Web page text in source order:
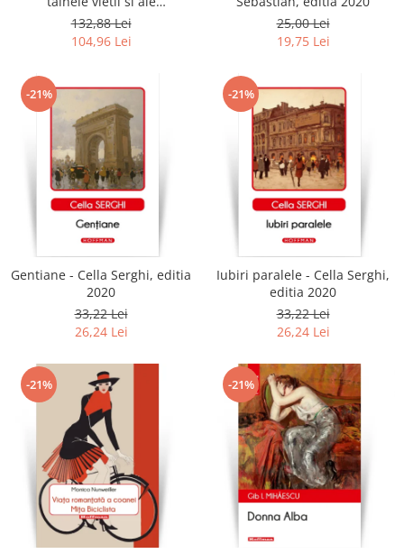
universului, Volumele I-III +
Viata dincolo de mormant
132,88 Lei
104,96 Lei
25,00 Lei
19,75 Lei
-21%
Gentiane - Cella Serghi, editia
2020
33,22 Lei
26,24 Lei
-21%
Iubiri paralele - Cella Serghi,
editia 2020
33,22 Lei
26,24 Lei
-21% -21%